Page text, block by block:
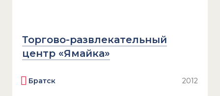
Торгово-развлекательный
центр «Ямайка»
Братск 2012